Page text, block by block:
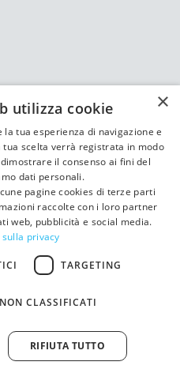
×
utilizza cookie
tua esperienza di navigazione e
scelta verrà registrata in modo
il consenso ai fini del
dati personali.
pagine cookies di terze parti
raccolte con i loro partner
web, pubblicità e social media.
privacy
TARGETING
NON CLASSIFICATI
RIFIUTA TUTTO